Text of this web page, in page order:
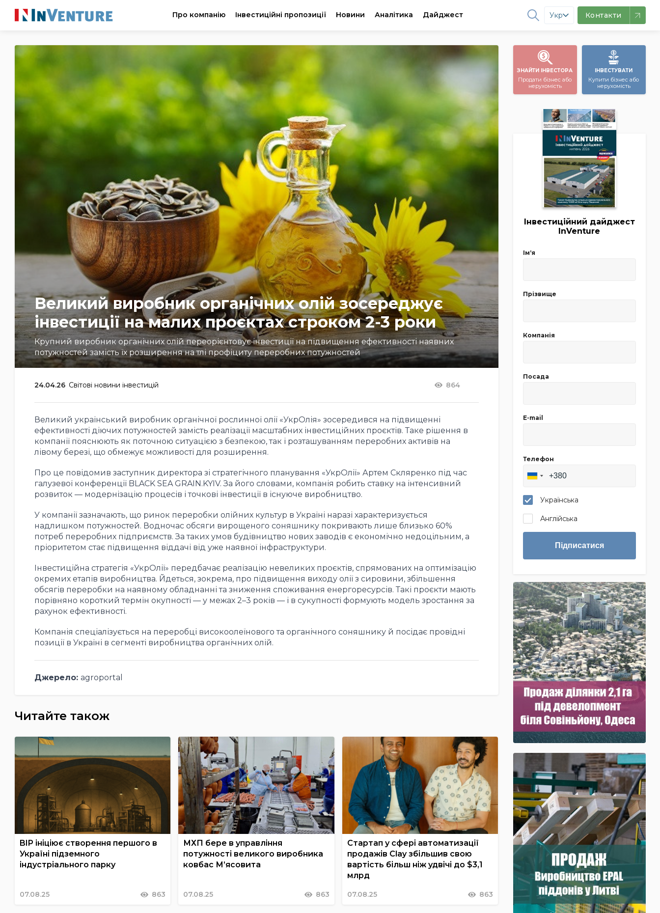
Про компанію Інвестиційні пропозиції Новини Аналітика Дайджест Укр Контакти
Великий виробник органічних олій зосереджує
інвестиції на малих проєктах строком 2-3 роки
Крупний виробник органічних олій переорієнтовує інвестиції на підвищення ефективності наявних
потужностей замість їх розширення на тлі профіциту переробних потужностей
24.04.26 Світові новини інвестицій 864
Великий український виробник органічної рослинної олії «УкрОлія» зосередився на підвищенні
ефективності діючих потужностей замість реалізації масштабних інвестиційних проєктів. Таке рішення в
компанії пояснюють як поточною ситуацією з безпекою, так і розташуванням переробних активів на
лівому березі, що обмежує можливості для розширення.
Про це повідомив заступник директора зі стратегічного планування «УкрОлії» Артем Скляренко під час
галузевої конференції BLACK SEA GRAIN.KYIV. За його словами, компанія робить ставку на інтенсивний
розвиток — модернізацію процесів і точкові інвестиції в існуюче виробництво.
У компанії зазначають, що ринок переробки олійних культур в Україні наразі характеризується
надлишком потужностей. Водночас обсяги вирощеного соняшнику покривають лише близько 60%
потреб переробних підприємств. За таких умов будівництво нових заводів є економічно недоцільним, а
пріоритетом стає підвищення віддачі від уже наявної інфраструктури.
Інвестиційна стратегія «УкрОлії» передбачає реалізацію невеликих проєктів, спрямованих на оптимізацію
окремих етапів виробництва. Йдеться, зокрема, про підвищення виходу олії з сировини, збільшення
обсягів переробки на наявному обладнанні та зниження споживання енергоресурсів. Такі проєкти мають
порівняно короткий термін окупності — у межах 2–3 років — і в сукупності формують модель зростання за
рахунок ефективності.
Компанія спеціалізується на переробці високоолеїнового та органічного соняшнику й посідає провідні
позиції в Україні в сегменті виробництва органічних олій.
Джерело: agroportal
Читайте також
BIP ініціює створення першого в
Україні підземного
індустріального парку
07.08.25 863
МХП бере в управління
потужності великого виробника
ковбас М’ясовита
07.08.25 863
Стартап у сфері автоматизації
продажів Clay збільшив свою
вартість більш ніж удвічі до $3,1
млрд
07.08.25 863
ЗНАЙТИ ІНВЕСТОРА
Продати бізнес або
нерухомість
ІНВЕСТУВАТИ
Купити бізнес або
нерухомість
Інвестиційний дайджест
InVenture
Імʼя
Прізвище
Компанія
Посада
E-mail
Телефон
Українська
Англійська
Підписатися